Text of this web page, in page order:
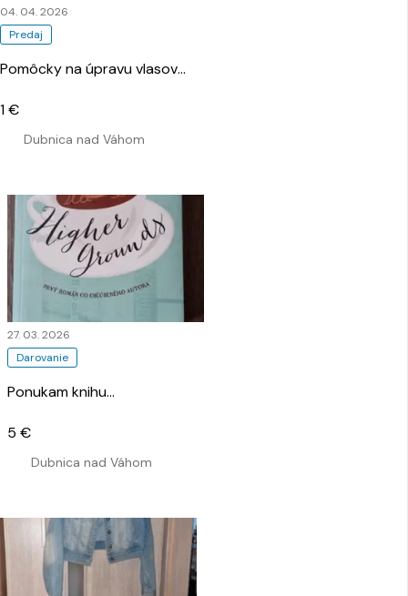
Predaj
04. 04. 2026
Pomôcky na úpravu vlasov…
Dubnica nad Váhom
1 €
Darovanie
27. 03. 2026
Ponukam knihu…
Dubnica nad Váhom
5 €